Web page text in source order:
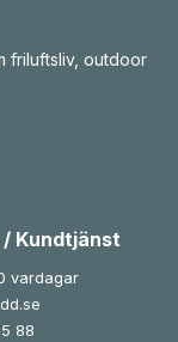
friluftsliv, outdoor
Kundtjänst
vardagar
88